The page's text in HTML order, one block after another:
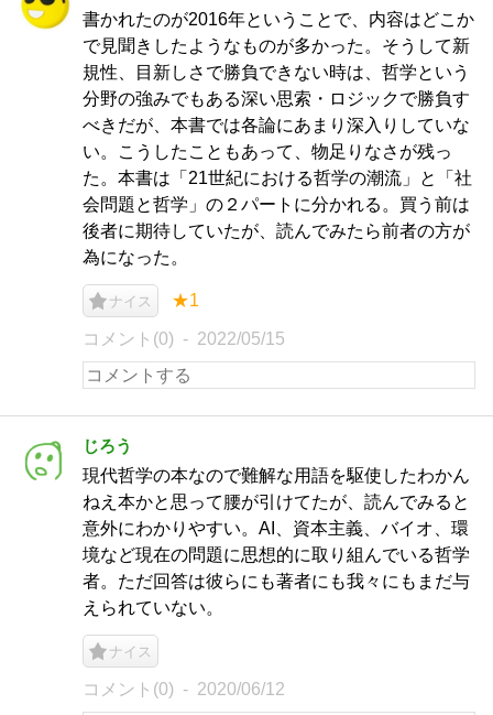
書かれたのが2016年ということで、内容はどこか
で見聞きしたようなものが多かった。そうして新
規性、目新しさで勝負できない時は、哲学という
分野の強みでもある深い思索・ロジックで勝負す
べきだが、本書では各論にあまり深入りしていな
い。こうしたこともあって、物足りなさが残っ
た。本書は「21世紀における哲学の潮流」と「社
会問題と哲学」の２パートに分かれる。買う前は
後者に期待していたが、読んでみたら前者の方が
為になった。
ナイス ★1
コメント(0) 2022/05/15
じろう
現代哲学の本なので難解な用語を駆使したわかん
ねえ本かと思って腰が引けてたが、読んでみると
意外にわかりやすい。AI、資本主義、バイオ、環
境など現在の問題に思想的に取り組んでいる哲学
者。ただ回答は彼らにも著者にも我々にもまだ与
えられていない。
ナイス
コメント(0) 2020/06/12